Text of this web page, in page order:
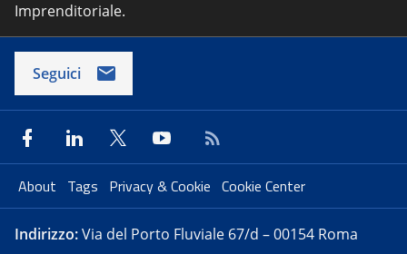
Imprenditoriale.
Seguici
About Tags Privacy & Cookie Cookie Center
Indirizzo:Via del Porto Fluviale 67/d – 00154 Roma